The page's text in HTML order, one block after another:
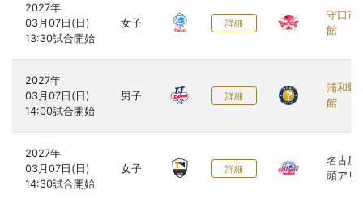
2027年
03月07日(日)
女子 詳細
守口市
館
2027年
03月07日(日)
男子 詳細
浦和駒
館
2027年
03月07日(日)
女子 詳細
名古屋
頭アリ